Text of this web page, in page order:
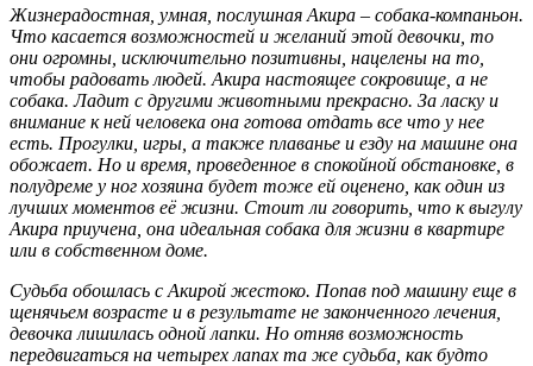
Жизнерадостная, умная, послушная Акира – собака-компаньон.
Что касается возможностей и желаний этой девочки, то
они огромны, исключительно позитивны, нацелены на то,
чтобы радовать людей. Акира настоящее сокровище, а не
собака. Ладит с другими животными прекрасно. За ласку и
внимание к ней человека она готова отдать все что у нее
есть. Прогулки, игры, а также плаванье и езду на машине она
обожает. Но и время, проведенное в спокойной обстановке, в
полудреме у ног хозяина будет тоже ей оценено, как один из
лучших моментов её жизни. Стоит ли говорить, что к выгулу
Акира приучена, она идеальная собака для жизни в квартире
или в собственном доме.
Судьба обошлась с Акирой жестоко. Попав под машину еще в
щенячьем возрасте и в результате не законченного лечения,
девочка лишилась одной лапки. Но отняв возможность
передвигаться на четырех лапах та же судьба, как будто